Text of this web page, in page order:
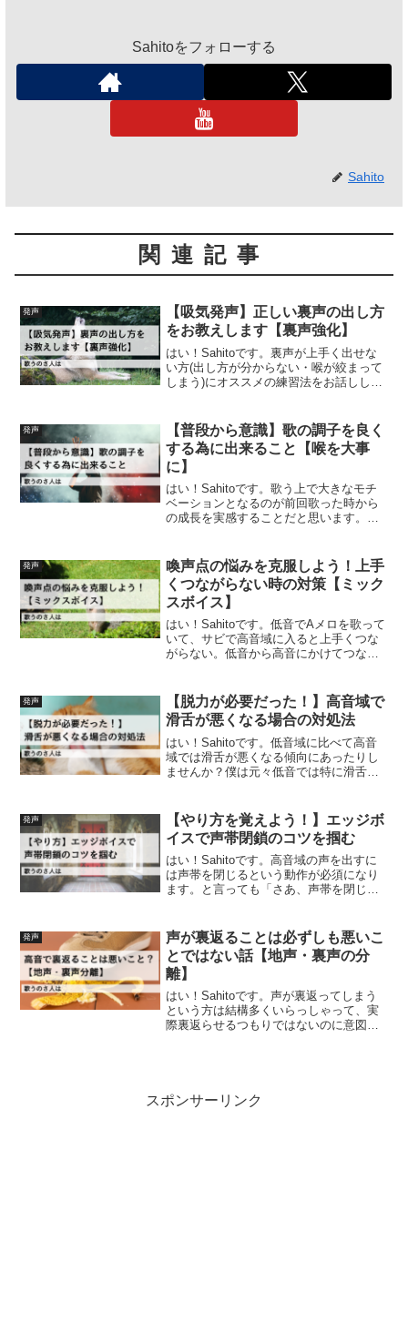
Sahitoをフォローする
Sahito
関連記事
発声
【吸気発声】正しい裏声の出し方
をお教えします【裏声強化】
はい！Sahitoです。裏声が上手く出せな
い方(出し方が分からない・喉が絞まって
しまう)にオススメの練習法をお話しした
易度の高い特殊な発声という訳ではな
く、特に練習...
発声
【普段から意識】歌の調子を良く
する為に出来ること【喉を大事
に】
はい！Sahitoです。歌う上で大きなモチ
ベーションとなるのが前回歌った時から
の成長を実感することだと思います。
ようと思っていて、やってみたら新たな
課題が見つかった」な...
発声
喚声点の悩みを克服しよう！上手
くつながらない時の対策【ミック
スボイス】
はい！Sahitoです。低音でAメロを歌って
いて、サビで高音域に入ると上手くつな
がらない。低音から高音にかけてつなげ
声点とは？実は声帯の構造上、主に低音
で使用される地声...
発声
【脱力が必要だった！】高音域で
滑舌が悪くなる場合の対処法
はい！Sahitoです。低音域に比べて高音
域では滑舌が悪くなる傾向にあったりし
ませんか？僕は元々低音では特に滑舌に
きたのかをお話しします。高音で滑舌が
悪くなる原因高音で...
発声
【やり方を覚えよう！】エッジボ
イスで声帯閉鎖のコツを掴む
はい！Sahitoです。高音域の声を出すに
は声帯を閉じるという動作が必須になり
ます。と言っても「さあ、声帯を閉じよ
分からない方が大半だと思います。今回
は声帯閉鎖のコツに...
発声
声が裏返ることは必ずしも悪いこ
とではない話【地声・裏声の分
離】
はい！Sahitoです。声が裏返ってしまう
という方は結構多くいらっしゃって、実
際裏返らせるつもりではないのに意図に
スポンサーリンク